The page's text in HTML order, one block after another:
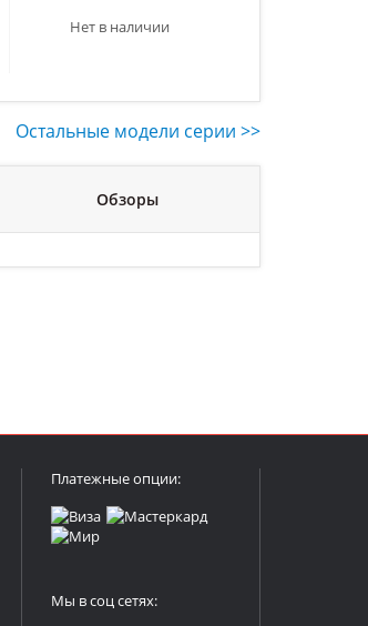
Нет в наличии
Остальные модели серии >>
Обзоры
Платежные опции:
Мы в соц сетях: